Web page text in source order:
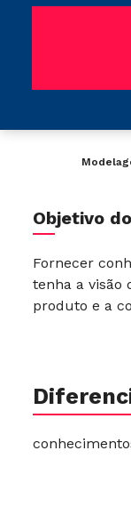
Objetivo
Fornecer
tenha a visão
produto e a